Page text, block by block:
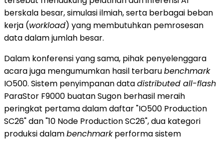
berskala besar, simulasi ilmiah, serta berbagai beban
kerja (workload) yang membutuhkan pemrosesan
data dalam jumlah besar.
Dalam konferensi yang sama, pihak penyelenggara
acara juga mengumumkan hasil terbarubenchmark
IO500. Sistem penyimpanan datadistributed all-flash
ParaStor F9000 buatan Sugon berhasil meraih
peringkat pertama dalam daftar "IO500 Production
SC26" dan "10 Node Production SC26", dua kategori
produksi dalambenchmarkperforma sistem